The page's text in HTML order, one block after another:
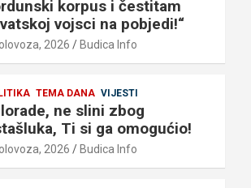
korpus i čestitam
vojsci na pobjedi!“
2026 Budica Info
TEMA DANA VIJESTI
ne slini zbog
Ti si ga omogućio!
2026 Budica Info